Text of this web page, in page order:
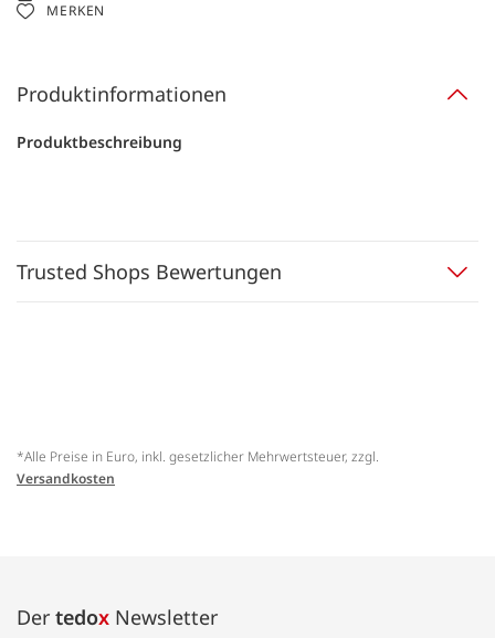
MERKEN
Produktinformationen
Produktbeschreibung
Trusted Shops Bewertungen
*Alle Preise in Euro, inkl. gesetzlicher Mehrwertsteuer, zzgl.
Versandkosten
Der tedox Newsletter